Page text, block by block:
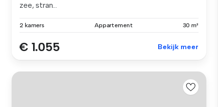
zee, stran...
2 kamers Appartement 30 m²
€ 1.055 Bekijk meer